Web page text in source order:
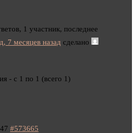
1 участник, последнее
7 месяцев назад сделано
- с 1 по 1 (всего 1)
#573665